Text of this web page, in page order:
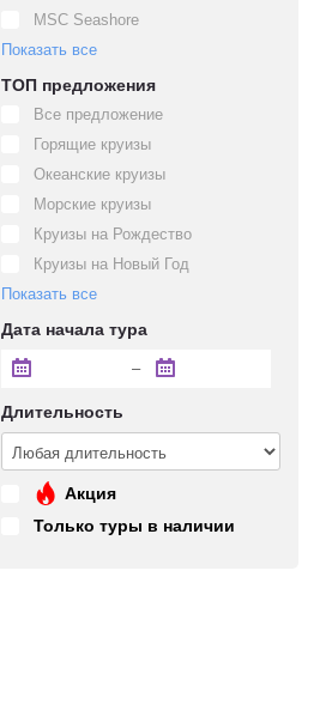
MSC Seashore
Показать все
ТОП предложения
Все предложение
Горящие круизы
Океанские круизы
Морские круизы
Круизы на Рождество
Круизы на Новый Год
Показать все
Дата начала тура
–
Длительность
Акция
Только туры в наличии